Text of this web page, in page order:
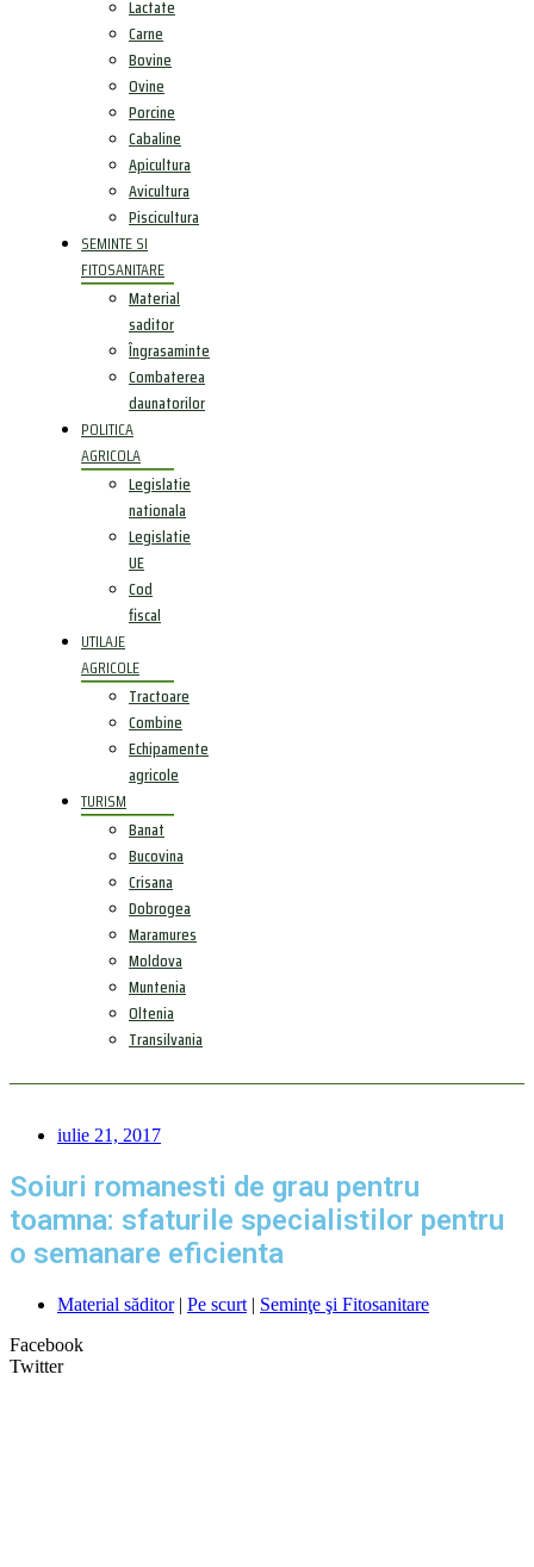
Lactate
Carne
Bovine
Ovine
Porcine
Cabaline
Apicultura
Avicultura
Piscicultura
SEMINTE SI
FITOSANITARE
Material
saditor
Îngrasaminte
Combaterea
daunatorilor
POLITICA
AGRICOLA
Legislatie
nationala
Legislatie
UE
Cod
fiscal
UTILAJE
AGRICOLE
Tractoare
Combine
Echipamente
agricole
TURISM
Banat
Bucovina
Crisana
Dobrogea
Maramures
Moldova
Muntenia
Oltenia
Transilvania
iulie 21, 2017
Soiuri romanesti de grau pentru
toamna: sfaturile specialistilor pentru
o semanare eficienta
Material săditor| Pe scurt | Seminţe şi Fitosanitare
Facebook
Twitter